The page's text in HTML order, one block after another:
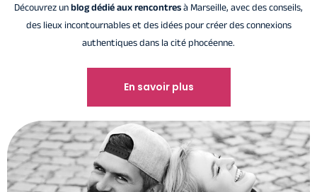
Découvrez unblog dédié aux rencontresà Marseille, avec des conseils,
des lieux incontournables et des idées pour créer des connexions
authentiques dans la cité phocéenne.
En savoir plus